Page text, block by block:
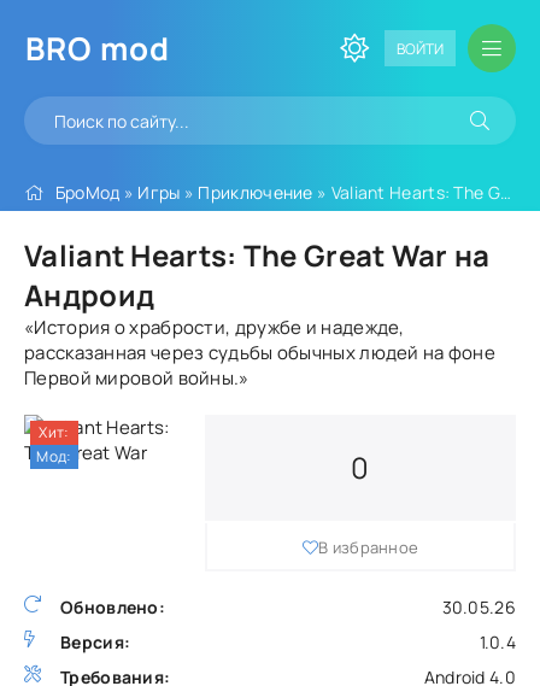
BRO mod ВОЙТИ
БроМод » Игры » Приключение » Valiant Hearts: The Great War
Valiant Hearts: The Great War на
Андроид
«История о храбрости, дружбе и надежде,
рассказанная через судьбы обычных людей на фоне
Первой мировой войны.»
Обновлено:
30.05.26
Версия:
1.0.4
Требования:
Android 4.0
0
В избранное
Хит:
Мод: